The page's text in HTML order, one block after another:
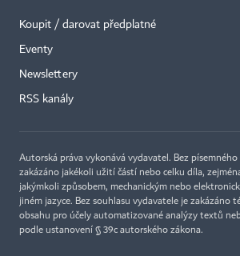
Koupit / darovat předplatné
Eventy
Newslettery
RSS kanály
Autorská práva vykonává vydavatel. Bez
zakázáno jakékoli užití částí nebo celku díla,
jakýmkoli způsobem, mechanickým nebo
jiném jazyce. Bez souhlasu vydavatele je zakázáno
obsahu pro účely automatizované analýzy textů
podle ustanovení § 39c autorského zákona.